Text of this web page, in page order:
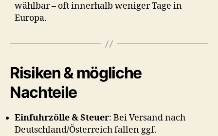
wählbar – oft innerhalb weniger Tage in
Europa.
Risiken & mögliche
Nachteile
Einfuhrzölle & Steuer: Bei Versand nach
Deutschland/Österreich fallen ggf.